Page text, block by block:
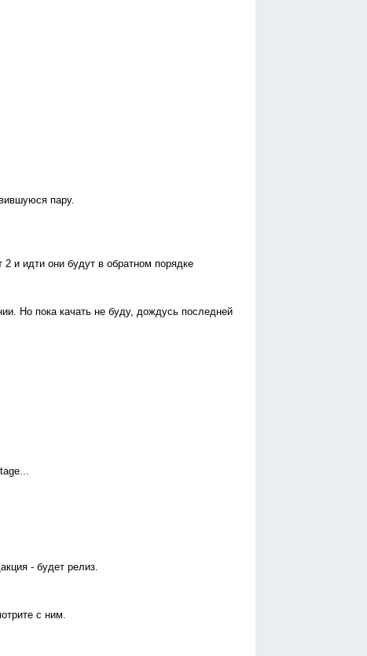
пару.
и идти они будут в обратном порядке
Но пока качать не буду, дождусь последней
- будет релиз.
с ним.